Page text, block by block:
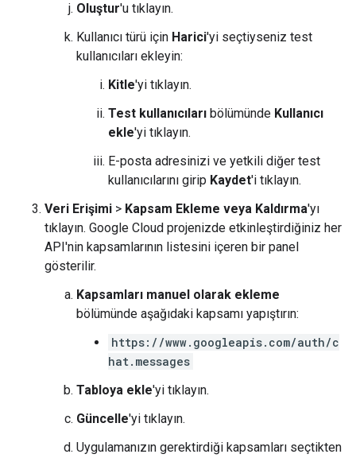
Oluştur'u tıklayın.
Kullanıcı türü için Harici'yi seçtiyseniz test
kullanıcıları ekleyin:
Kitle'yi tıklayın.
Test kullanıcıları bölümünde Kullanıcı
ekle'yi tıklayın.
E-posta adresinizi ve yetkili diğer test
kullanıcılarını girip Kaydet'i tıklayın.
Veri Erişimi > Kapsam Ekleme veya Kaldırma'yı
tıklayın. Google Cloud projenizde etkinleştirdiğiniz her
API'nin kapsamlarının listesini içeren bir panel
gösterilir.
Kapsamları manuel olarak ekleme
bölümünde aşağıdaki kapsamı yapıştırın:
https://www.googleapis.com/auth/c
hat.messages
Tabloya ekle'yi tıklayın.
Güncelle'yi tıklayın.
Uygulamanızın gerektirdiği kapsamları seçtikten